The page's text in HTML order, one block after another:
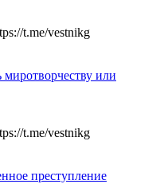
t.me/vestnikg
или
t.me/vestnikg
преступление